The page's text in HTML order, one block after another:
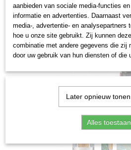
aanbieden van sociale media-functies
informatie en advertenties. Daarnaast
media-, advertentie- en analysepartners
hoe u onze site gebruikt. Zij kunnen
combinatie met andere gegevens die zij
door uw gebruik van hun diensten of die
Later opnieuw tonen
Alles toestaan